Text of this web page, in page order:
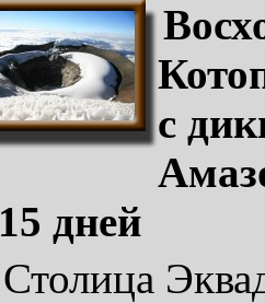
с
15 дней
Столица